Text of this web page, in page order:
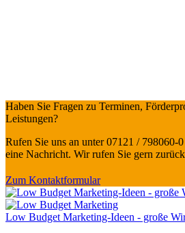
Haben Sie Fragen zu Terminen,
Leistungen?
Rufen Sie uns an unter 07121 / 798060-
eine Nachricht. Wir rufen Sie gern
Zum Kontaktformular
Low Budget Marketing-Ideen - große